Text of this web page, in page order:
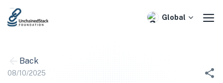
Skip
Global
Back
08/10/2025